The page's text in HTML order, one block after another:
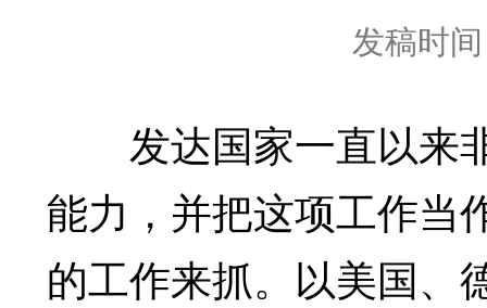
发稿时
发达国家一直以来
能力，并把这项工作当
的工作来抓。以美国、